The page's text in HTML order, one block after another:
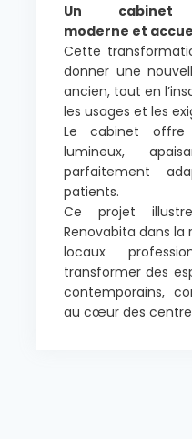
Un cabinet
moderne et
Cette
donner une
ancien, tout en
les usages et les
Le cabinet offre
lumineux,
parfaitement
patients.
Ce projet
Renovabita dans
locaux
transformer des
contemporains,
au cœur des